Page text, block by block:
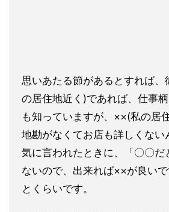
思いあたる節があるとすれば、
の居住地近く)であれば、仕事
も知っていますが、××(私の居
地勘がなくてお店も詳しくない
気に言われたときに、「〇〇だ
ないので、 出来れば××が良い
とくらいです。